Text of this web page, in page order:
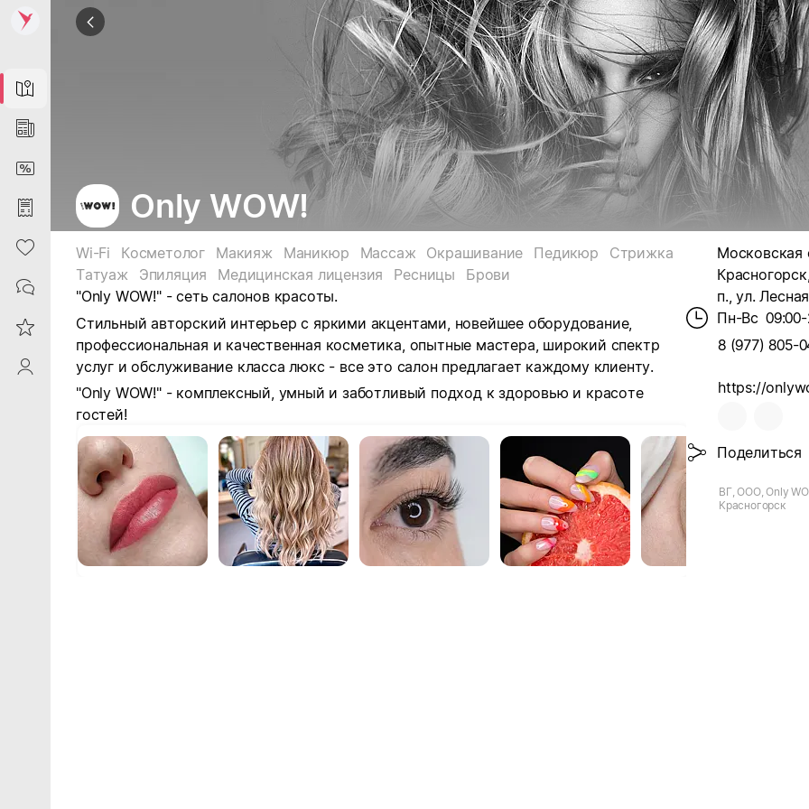
Map
News
DiscountCard
Purchases
Heart
Contacts
Reviews
ProfileSaby
Only WOW!
Wi-Fi Косметолог Макияж Маникюр Массаж Окрашивание Педикюр
Стрижка
Татуаж
Эпиляция Медицинская лицензия Ресницы
Брови
"Only WOW!" -сеть салонов красоты.
Стильный авторский интерьер с яркими акцентами, новейшее оборудование,
профессиональная и качественная косметика, опытные мастера, широкий спектр
услуг и обслуживание класса люкс - все это салон предлагает каждому клиенту.
"Only WOW!" - комплексный, умный и заботливый подход к здоровью и красоте
гостей!
Московская
п., ул.
Пн-Вс
8 (977) 805-
https://
Поделиться
ВГ, ООО, Only
Красногорск